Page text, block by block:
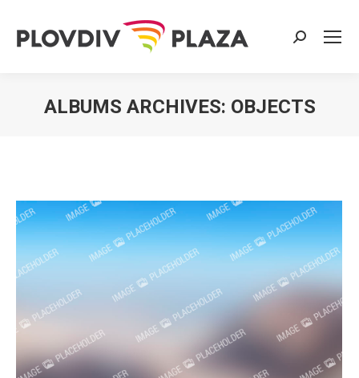
Search:
ALBUMS ARCHIVES: OBJECTS